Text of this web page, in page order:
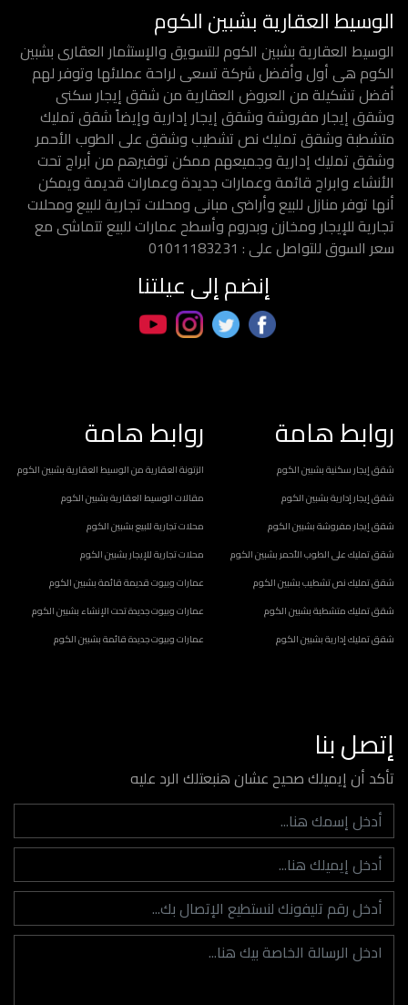
الوسيط العقارية بشبين الكوم
الوسيط العقارية بشبين الكوم للتسويق والإستثمار العقارى بشبين
الكوم هى أول وأفضل شركة تسعى لراحة عملائها وتوفر لهم
أفضل تشكيلة من العروض العقارية من شقق إيجار سكنى
وشقق إيجار مفروشة وشقق إيجار إدارية وإيضاً شقق تمليك
متشطبة وشقق تمليك نص تشطيب وشقق على الطوب الأحمر
وشقق تمليك إدارية وجميعهم ممكن توفيرهم من أبراج تحت
الأنشاء وابراج قائمة وعمارات جديدة وعمارات قديمة ويمكن
أنها توفر منازل للبيع وأراضى مبانى ومحلات تجارية للبيع ومحلات
تجارية للإيجار ومخازن وبدروم وأسطح عمارات للبيع تتماشى مع
سعر السوق للتواصل على : 01011183231
إنضم إلى عيلتنا
روابط هامة
شقق إيجار سكنية بشبين الكوم
شقق إيجار إدارية بشبين الكوم
شقق إيجار مفروشة بشبين الكوم
شقق تمليك على الطوب الأحمر بشبين الكوم
شقق تمليك نص تشطيب بشبين الكوم
شقق تمليك متشطبة بشبين الكوم
شقق تمليك إدارية بشبين الكوم
روابط هامة
الزتونة العقارية من الوسيط العقارية بشبين الكوم
مقالات الوسيط العقارية بشبين الكوم
محلات تجارية للبيع بشبين الكوم
محلات تجارية للإيجار بشبين الكوم
عمارات وبيوت قديمة قائمة بشبين الكوم
عمارات وبيوت جديدة تحت الإنشاء بشبين الكوم
عمارات وبيوت جديدة قائمة بشبين الكوم
إتصل بنا
تأكد أن إيميلك صحيح عشان هنبعتلك الرد عليه